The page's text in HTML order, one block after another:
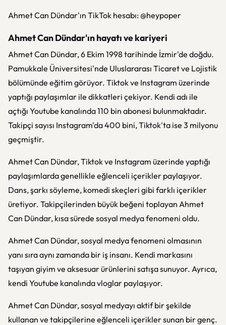
Ahmet Can Dündar'ın TikTok hesabı: @heypoper
Ahmet Can Dündar'ın hayatı ve kariyeri
Ahmet Can Dündar, 6 Ekim 1998 tarihinde İzmir'de doğdu.
Pamukkale Üniversitesi'nde Uluslararası Ticaret ve Lojistik
bölümünde eğitim görüyor. Tiktok ve Instagram üzerinde
yaptığı paylaşımlar ile dikkatleri çekiyor. Kendi adı ile
açtığı Youtube kanalında 110 bin abonesi bulunmaktadır.
Takipçi sayısı Instagram'da 400 bini, Tiktok'ta ise 3 milyonu
geçmiştir.
Ahmet Can Dündar, Tiktok ve Instagram üzerinde yaptığı
paylaşımlarda genellikle eğlenceli içerikler paylaşıyor.
Dans, şarkı söyleme, komedi skeçleri gibi farklı içerikler
üretiyor. Takipçilerinden büyük beğeni toplayan Ahmet
Can Dündar, kısa sürede sosyal medya fenomeni oldu.
Ahmet Can Dündar, sosyal medya fenomeni olmasının
yanı sıra aynı zamanda bir iş insanı. Kendi markasını
taşıyan giyim ve aksesuar ürünlerini satışa sunuyor. Ayrıca,
kendi Youtube kanalında vloglar paylaşıyor.
Ahmet Can Dündar, sosyal medyayı aktif bir şekilde
kullanan ve takipçilerine eğlenceli içerikler sunan bir genç.